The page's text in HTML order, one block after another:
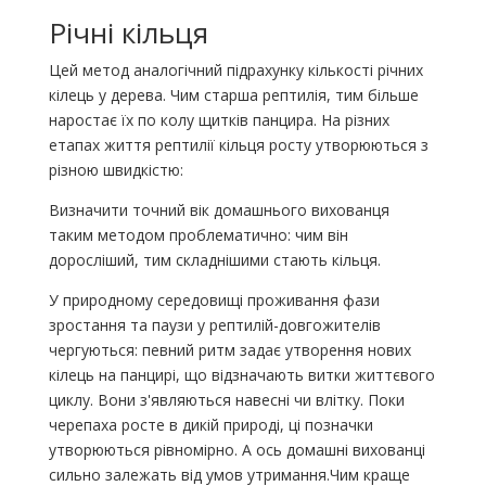
Річні кільця
Цей метод аналогічний підрахунку кількості річних
кілець у дерева. Чим старша рептилія, тим більше
наростає їх по колу щитків панцира. На різних
етапах життя рептилії кільця росту утворюються з
різною швидкістю:
Визначити точний вік домашнього вихованця
таким методом проблематично: чим він
доросліший, тим складнішими стають кільця.
У природному середовищі проживання фази
зростання та паузи у рептилій-довгожителів
чергуються: певний ритм задає утворення нових
кілець на панцирі, що відзначають витки життєвого
циклу. Вони з'являються навесні чи влітку. Поки
черепаха росте в дикій природі, ці позначки
утворюються рівномірно. А ось домашні вихованці
сильно залежать від умов утримання.Чим краще